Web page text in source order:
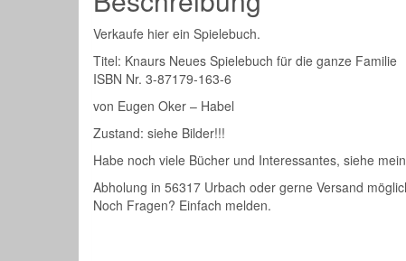
Verkaufe hier ein Spielebuch.
Titel: Knaurs Neues Spielebuch für die ganze Familie
ISBN Nr. 3-87179-163-6
von Eugen Oker – Habel
Zustand: siehe Bilder!!!
Habe noch viele Bücher und Interessantes, siehe
Abholung in 56317 Urbach oder gerne Versand
Noch Fragen? Einfach melden.